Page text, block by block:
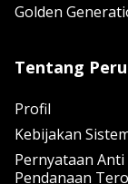
Golden
Tentang
Profil
Kebijakan
Pernyataan Anti
Pendanaan